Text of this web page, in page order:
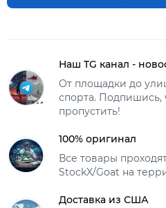
Наш TG канал -
От площадки до
спорта. Подпишись,
пропустить!
100% оригинал
Все товары
StockX/Goat на
Доставка из США